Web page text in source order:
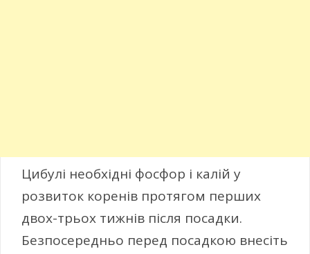
Цибулі необхідні фосфор і калій у
розвиток коренів протягом перших
двох-трьох тижнів після посадки.
Безпосередньо перед посадкою внесіть